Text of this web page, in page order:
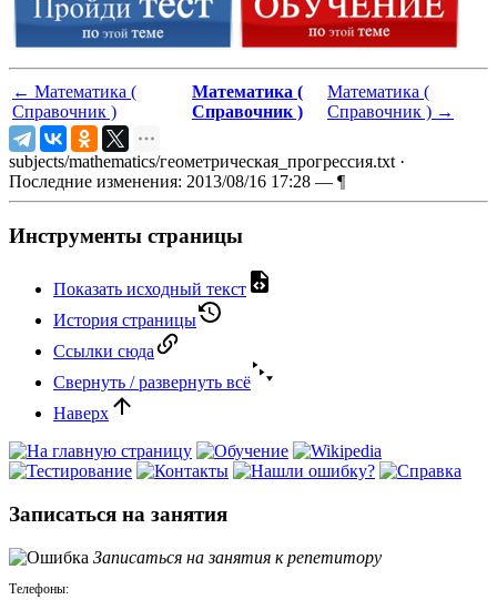
← Математика (
Справочник )
Математика (
Справочник )
Математика (
Справочник ) →
subjects/mathematics/геометрическая_прогрессия.txt ·
Последние изменения: 2013/08/16 17:28 — ¶
Инструменты страницы
Показать исходный текст
История страницы
Ссылки сюда
Свернуть / развернуть всё
Наверх
Записаться на занятия
Записаться на занятия к репетитору
Телефоны: